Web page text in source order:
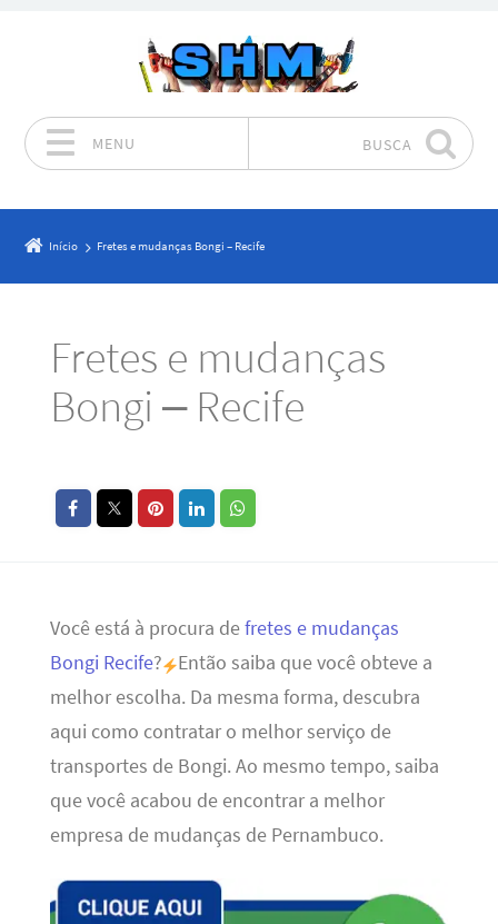
MENU BUSCA
Início Fretes e mudanças Bongi – Recife
Fretes e mudanças
Bongi – Recife
Você está à procura defretes e mudanças
Bongi Recife?
Então saiba que você obteve a
melhor escolha. Da mesma forma, descubra
aqui como contratar o melhor serviço de
transportes de Bongi. Ao mesmo tempo, saiba
que você acabou de encontrar a melhor
empresa de mudanças de Pernambuco.